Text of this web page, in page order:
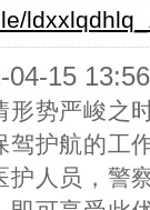
04-15
势严峻之
护航的工
人员，警